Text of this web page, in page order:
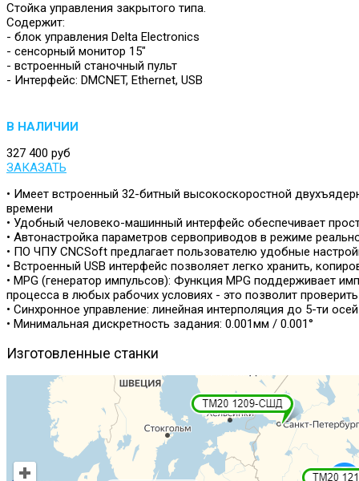
Стойка управления закрытого типа.
Содержит:
- блок управления Delta Electronics
- сенсорный монитор 15"
- встроенный станочный пульт
- Интерфейс: DMCNET, Ethernet, USB
В НАЛИЧИИ
327 400 руб
ЗАКАЗАТЬ
• Имеет встроенный 32-битный высокоскоростной
времени
• Удобный человеко-машинный интерфейс обеспечивает
• Автонастройка параметров сервоприводов в режиме
• ПО ЧПУ CNCSoft предлагает пользователю удобные
• Встроенный USB интерфейс позволяет легко хранить,
• MPG (генератор импульсов): Функция MPG поддерживает
процесса в любых рабочих условиях - это позволит
• Синхронное управление: линейная интерполяция до 5-ти
• Минимальная дискретность задания: 0.001мм / 0.001°
Изготовленные станки